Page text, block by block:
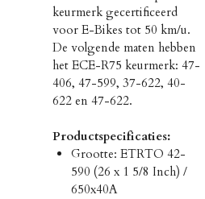
keurmerk gecertificeerd
voor E-Bikes tot 50 km/u.
De volgende maten hebben
het ECE-R75 keurmerk: 47-
406, 47-599, 37-622, 40-
622 en 47-622.
Productspecificaties:
Grootte: ETRTO 42-
590 (26 x 1 5/8 Inch) /
650x40A